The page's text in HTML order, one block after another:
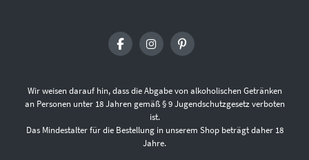
Wir weisen darauf hin, dass die Abgabe von alkoholischen Getränken
an Personen unter 18 Jahren gemäß § 9 Jugendschutzgesetz verboten
ist.
Das Mindestalter für die Bestellung in unserem Shop beträgt daher 18
Jahre.